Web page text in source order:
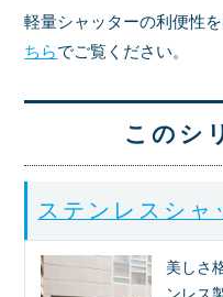
軽量シャッターの利便性
ちらでご覧ください。
このシ
ステンレスシャ
美しさ